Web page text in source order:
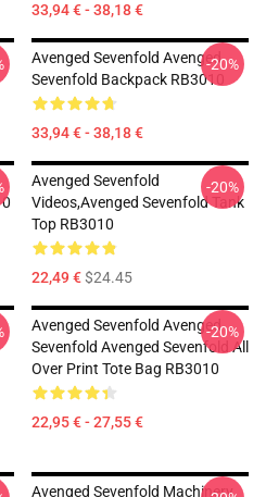
33,94 € - 38,18 €
Avenged Sevenfold Avenged
Sevenfold Backpack RB3010
33,94 € - 38,18 €
-20%
Avenged Sevenfold
Videos,avenged Sevenfold Tank
Top RB3010
22,49 €$24.45
-20%
Avenged Sevenfold Avenged
Sevenfold Avenged Sevenfold All
Over Print Tote Bag RB3010
22,95 € - 27,55 €
-20%
Avenged Sevenfold Machinery